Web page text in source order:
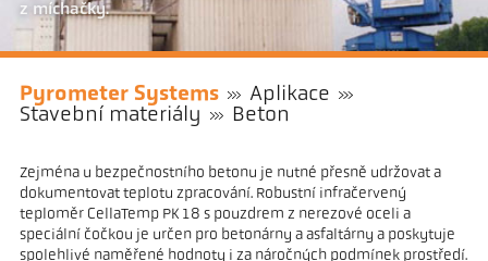
z míchačky.
Pyrometer Systems
Aplikace
Stavební materiály
Beton
Zejména u bezpečnostního betonu je nutné přesně udržovat a
dokumentovat teplotu zpracování. Robustní infračervený
teploměr CellaTemp PK 18 s pouzdrem z nerezové oceli a
speciální čočkou je určen pro betonárny a asfaltárny a poskytuje
spolehlivé naměřené hodnoty i za náročných podmínek prostředí.